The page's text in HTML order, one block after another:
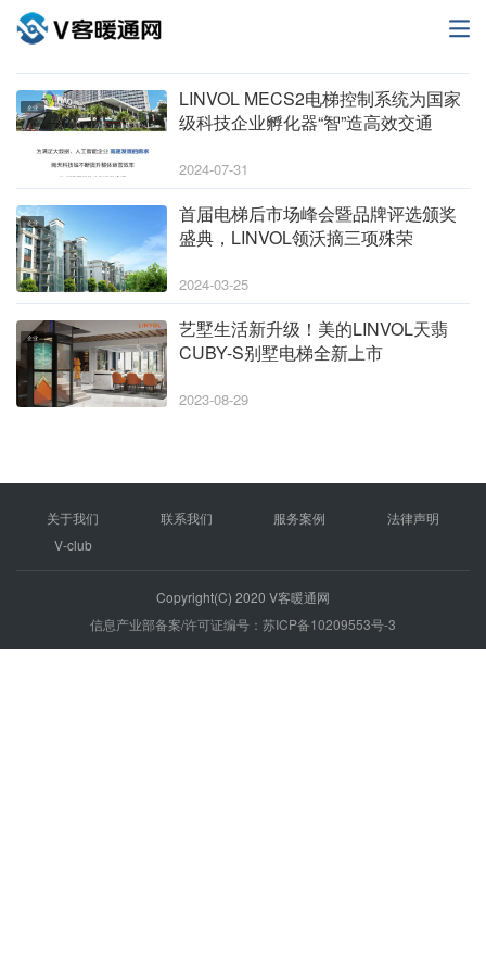
企业
LINVOL MECS2电梯控制系统为国家
级科技企业孵化器“智”造高效交通
2024-07-31
企业
首届电梯后市场峰会暨品牌评选颁奖
盛典，LINVOL领沃摘三项殊荣
2024-03-25
企业
艺墅生活新升级！美的LINVOL天翡
CUBY-S别墅电梯全新上市
2023-08-29
关于我们 联系我们 服务案例
法律声明
V-club
Copyright(C) 2020 V客暖通网
信息产业部备案/许可证编号：苏ICP备10209553号-3